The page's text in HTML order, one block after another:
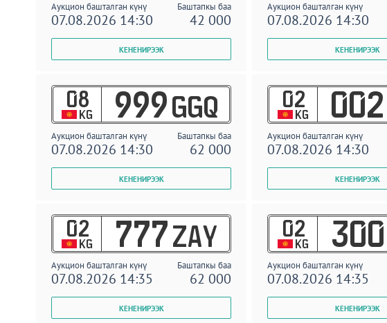
Аукцион башталган күнү Баштапкы баа
07.08.2026 14:30 42 000
Аукцион башталган күнү
07.08.2026 14:30
08
KG 999 GGQ
Аукцион башталган күнү Баштапкы баа
07.08.2026 14:30 62 000
02
KG 002
Аукцион башталган күнү
07.08.2026 14:30
02
KG 777 ZAY
Аукцион башталган күнү Баштапкы баа
07.08.2026 14:35 62 000
02
KG 300
Аукцион башталган күнү
07.08.2026 14:35